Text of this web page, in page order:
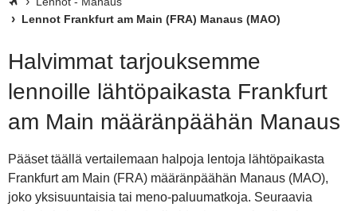
Lennot Frankfurt am Main (FRA) Manaus (MAO)
Halvimmat tarjouksemme
lennoille lähtöpaikasta Frankfurt
am Main määränpäähän Manaus
Pääset täällä vertailemaan halpoja lentoja lähtöpaikasta
Frankfurt am Main (FRA) määränpäähän Manaus (MAO),
joko yksisuuntaisia tai meno-paluumatkoja. Seuraavia